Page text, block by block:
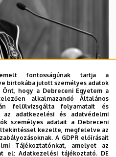
a Debreceni
fontosságúnak tartja a
birtokába jutott személyes adatok
hogy a Debreceni Egyetem a
alkalmazandó Általános
felülvizsgálta folyamatait és
adatkezelési és adatvédelmi
személyes adatait a Debreceni
kezelte, megfelelve az
A GDPR előírásait
Tájékoztatónkat, amelyet az
el:Adatkezelési tájékoztató. DE